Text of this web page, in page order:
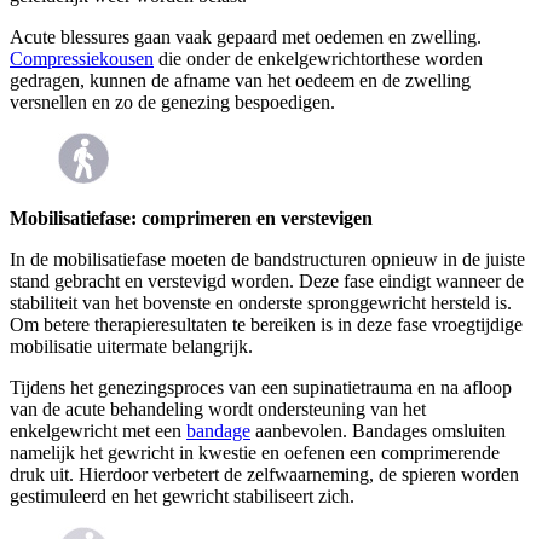
Acute blessures gaan vaak gepaard met oedemen en zwelling.
Compressiekousen die onder de enkelgewrichtorthese worden
gedragen, kunnen de afname van het oedeem en de zwelling
versnellen en zo de genezing bespoedigen.
Mobilisatiefase: comprimeren en verstevigen
In de mobilisatiefase moeten de bandstructuren opnieuw in de juiste
stand gebracht en verstevigd worden. Deze fase eindigt wanneer de
stabiliteit van het bovenste en onderste spronggewricht hersteld is.
Om betere therapieresultaten te bereiken is in deze fase vroegtijdige
mobilisatie uitermate belangrijk.
Tijdens het genezingsproces van een supinatietrauma en na afloop
van de acute behandeling wordt ondersteuning van het
enkelgewricht met een bandage aanbevolen. Bandages omsluiten
namelijk het gewricht in kwestie en oefenen een comprimerende
druk uit. Hierdoor verbetert de zelfwaarneming, de spieren worden
gestimuleerd en het gewricht stabiliseert zich.